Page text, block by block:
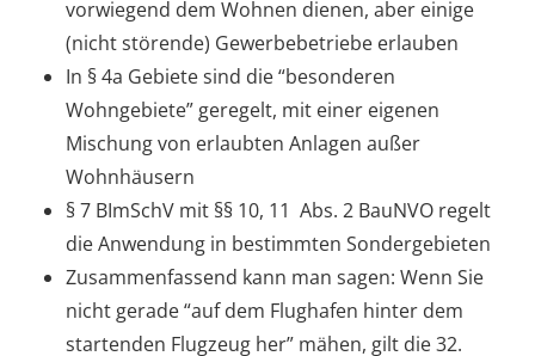
vorwiegend dem Wohnen dienen, aber einige
(nicht störende) Gewerbebetriebe erlauben
In § 4a Gebiete sind die “besonderen
Wohngebiete” geregelt, mit einer eigenen
Mischung von erlaubten Anlagen außer
Wohnhäusern
§ 7 BImSchV mit §§ 10, 11 Abs. 2 BauNVO regelt
die Anwendung in bestimmten Sondergebieten
Zusammenfassend kann man sagen: Wenn Sie
nicht gerade “auf dem Flughafen hinter dem
startenden Flugzeug her” mähen, gilt die 32.